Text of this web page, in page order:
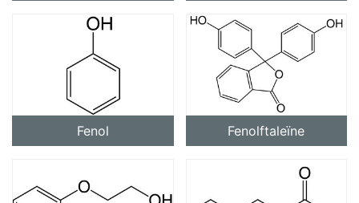
Fenol Fenolftaleïne